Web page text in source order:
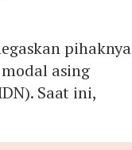
pihaknya
asing
Saat ini,